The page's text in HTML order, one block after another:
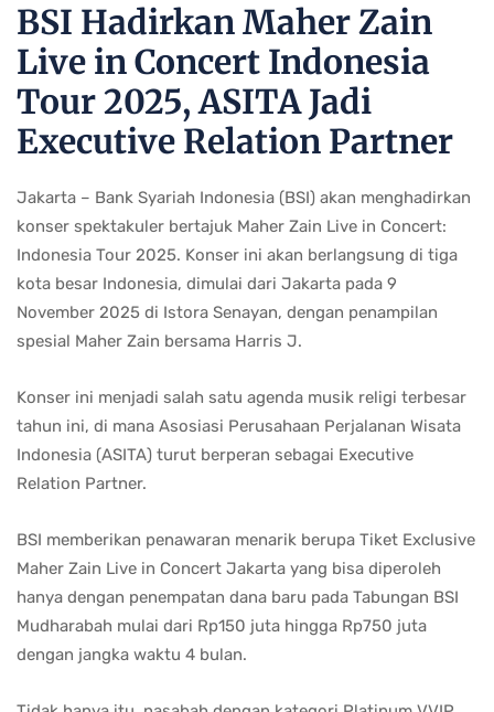
BSI Hadirkan Maher Zain
Live in Concert Indonesia
Tour 2025, ASITA Jadi
Executive Relation Partner
Jakarta – Bank Syariah Indonesia (BSI) akan menghadirkan
konser spektakuler bertajuk Maher Zain Live in Concert:
Indonesia Tour 2025. Konser ini akan berlangsung di tiga
kota besar Indonesia, dimulai dari Jakarta pada 9
November 2025 di Istora Senayan, dengan penampilan
spesial Maher Zain bersama Harris J.
Konser ini menjadi salah satu agenda musik religi terbesar
tahun ini, di mana Asosiasi Perusahaan Perjalanan Wisata
Indonesia (ASITA) turut berperan sebagai Executive
Relation Partner.
BSI memberikan penawaran menarik berupa Tiket Exclusive
Maher Zain Live in Concert Jakarta yang bisa diperoleh
hanya dengan penempatan dana baru pada Tabungan BSI
Mudharabah mulai dari Rp150 juta hingga Rp750 juta
dengan jangka waktu 4 bulan.